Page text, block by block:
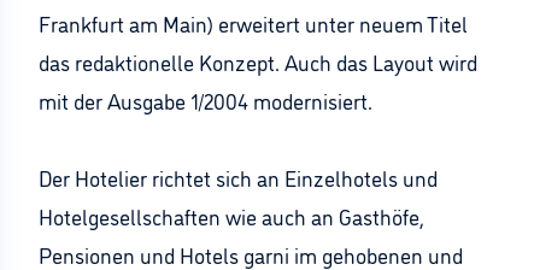
Frankfurt am Main) erweitert unter neuem Titel
das redaktionelle Konzept. Auch das Layout wird
mit der Ausgabe 1/2004 modernisiert.
Der Hotelier richtet sich an Einzelhotels und
Hotelgesellschaften wie auch an Gasthöfe,
Pensionen und Hotels garni im gehobenen und